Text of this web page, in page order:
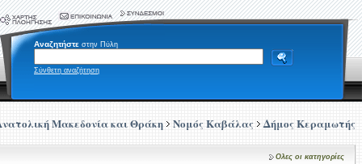
Αναζητήστε στην Πύλη
Σύνθετη αναζήτηση
Μακεδονία και Θράκη Νομός Καβάλας Δήμος Κεραμωτής
Ολες οι κατηγορίες